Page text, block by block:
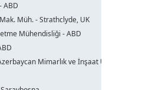
ABD
Müh. - Strathclyde, UK
Mühendisliği - ABD
Mimarlık ve İnşaat Üni.